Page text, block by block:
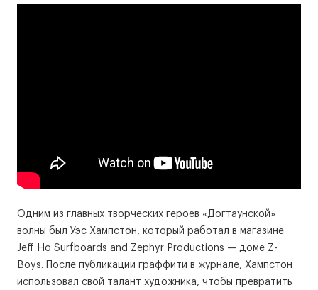
Одним из главных творческих героев «Догтаунской»
волны был Уэс Хампстон, который работал в магазине
Jeff Ho Surfboards and Zephyr Productions — доме Z-
Boys. После публикации граффити в журнале, Хампстон
использовал свой талант художника, чтобы превратить